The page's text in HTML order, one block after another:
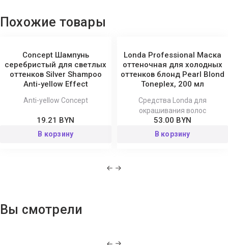
Похожие товары
Concept Шампунь
серебристый для светлых
оттенков Silver Shampoo
Anti-yellow Effect
Anti-yellow Concept
19.21 BYN
В корзину
Londa Professional Маска
оттеночная для холодных
оттенков блонд Pearl Blond
Toneplex, 200 мл
Средства Londa для
окрашивания волос
53.00 BYN
В корзину
Вы смотрели